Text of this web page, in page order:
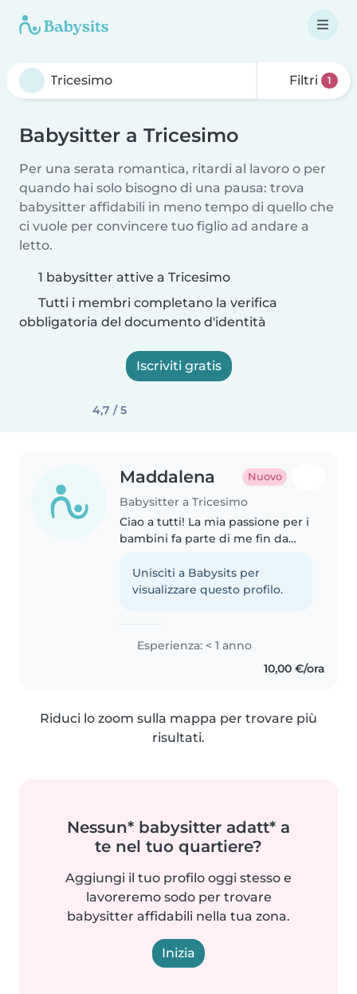
Filtri 1
Babysitter a Tricesimo
Per una serata romantica, ritardi al lavoro o per
quando hai solo bisogno di una pausa: trova
babysitter affidabili in meno tempo di quello che
ci vuole per convincere tuo figlio ad andare a
letto.
1 babysitter attive a Tricesimo
Tutti i membri completano la verifica
obbligatoria del documento d'identità
Iscriviti gratis
4,7 / 5
Maddalena Nuovo
Babysitter a Tricesimo
Ciao a tutti! La mia passione per i
bambini fa parte di me fin da
iniziato ad occuparmi con amore
dei miei cuginetti. Negli anni
Unisciti a Babysits per
visualizzare questo profilo.
Esperienza: < 1 anno
10,00 €/ora
Riduci lo zoom sulla mappa per trovare più
risultati.
Nessun* babysitter adatt* a
te nel tuo quartiere?
Aggiungi il tuo profilo oggi stesso e
lavoreremo sodo per trovare
babysitter affidabili nella tua zona.
Inizia